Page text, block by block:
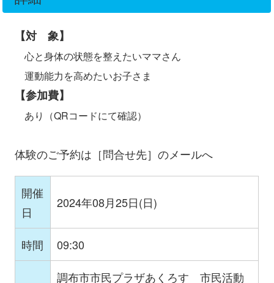
【対 象】
心と身体の状態を整えたいママさん
運動能力を高めたいお子さま
【参加費】
あり（QRコードにて確認）
体験のご予約は［問合せ先］のメールへ
開催
日
2024年08月25日(日)
時間 09:30
調布市市民プラザあくろす 市民活動